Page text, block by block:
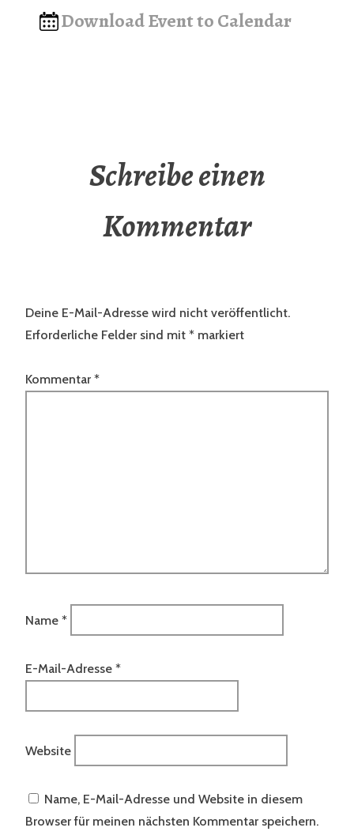
Download Event to Calendar
Schreibe einen
Kommentar
Deine E-Mail-Adresse wird nicht veröffentlicht.
Erforderliche Felder sind mit * markiert
Kommentar *
Name *
E-Mail-Adresse *
Website
Name, E-Mail-Adresse und Website in diesem
Browser für meinen nächsten Kommentar speichern.